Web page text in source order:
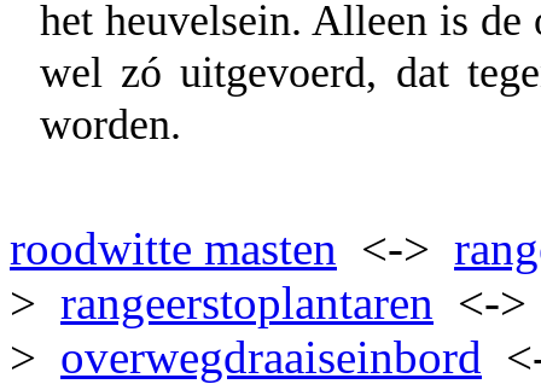
het heuvelsein. Alleen is
wel zó uitgevoerd, dat
worden.
roodwitte masten <->
> rangeerstoplantaren <-
> overwegdraaiseinbord